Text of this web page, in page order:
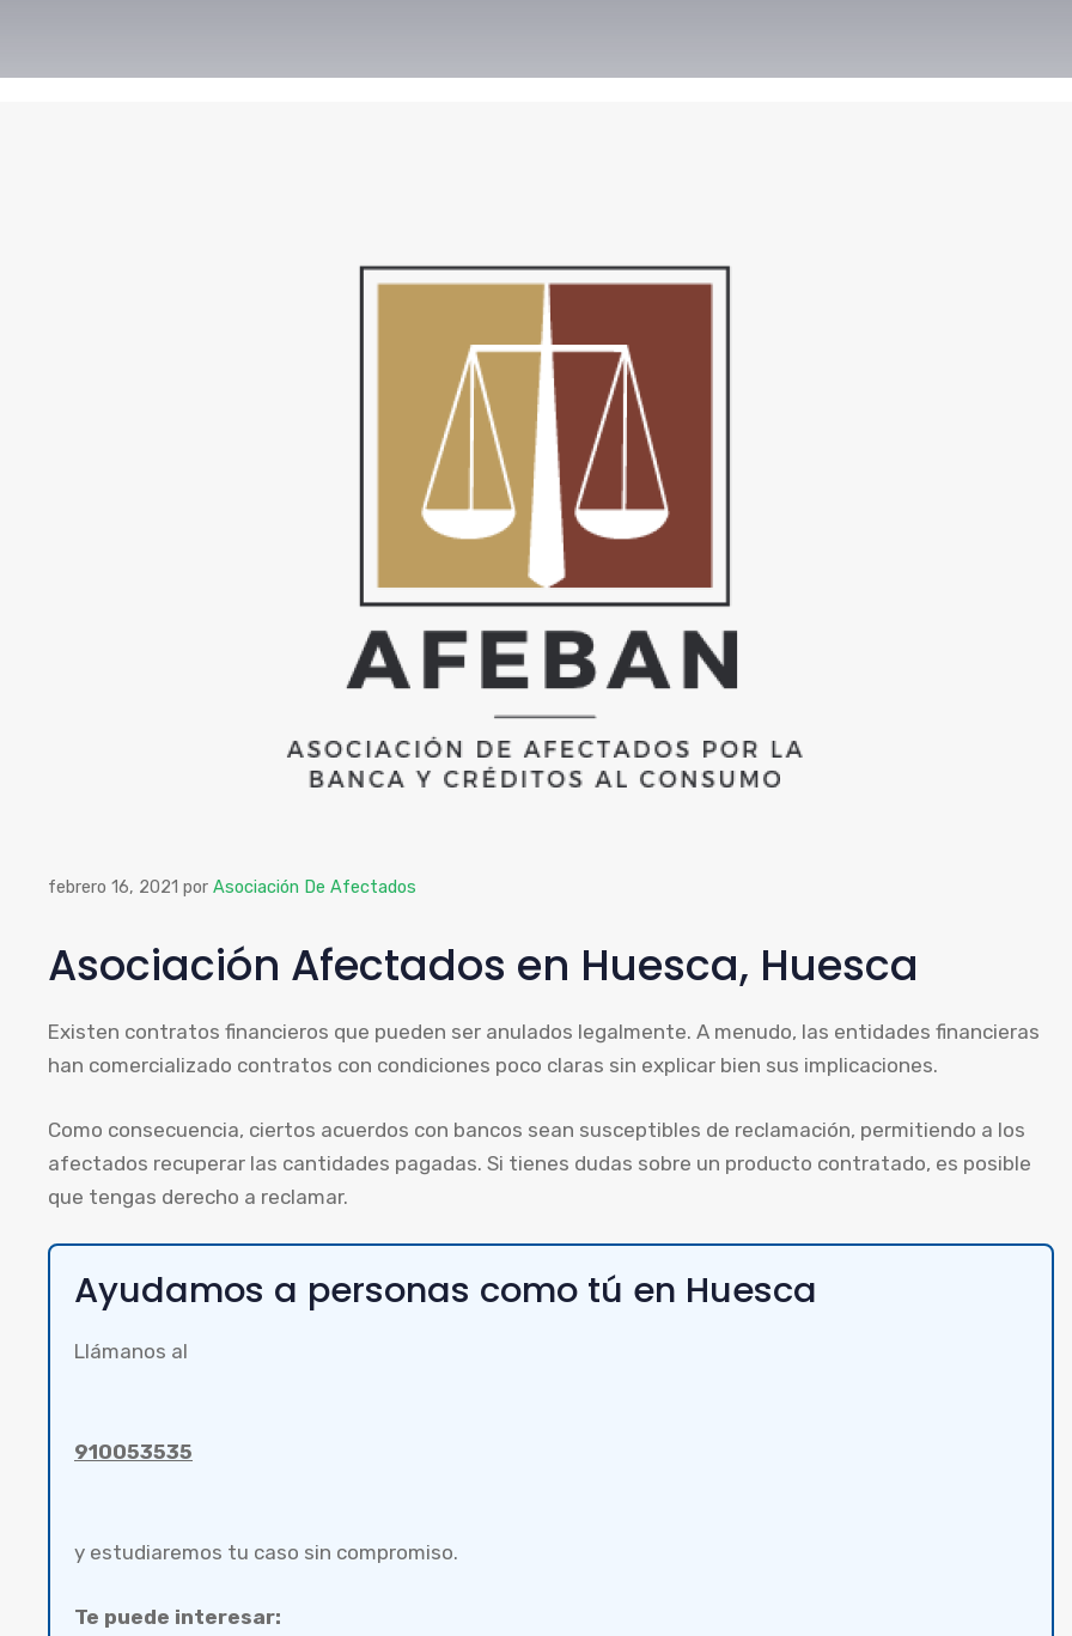
febrero 16, 2021 por Asociación De Afectados
Asociación Afectados en Huesca, Huesca
Existen contratos financieros que pueden ser anulados legalmente. A menudo, las entidades financieras
han comercializado contratos con condiciones poco claras sin explicar bien sus implicaciones.
Como consecuencia, ciertos acuerdos con bancos sean susceptibles de reclamación, permitiendo a los
afectados recuperar las cantidades pagadas. Si tienes dudas sobre un producto contratado, es posible
que tengas derecho a reclamar.
Ayudamos a personas como tú en Huesca
Llámanos al
910053535
y estudiaremos tu caso sin compromiso.
Te puede interesar: